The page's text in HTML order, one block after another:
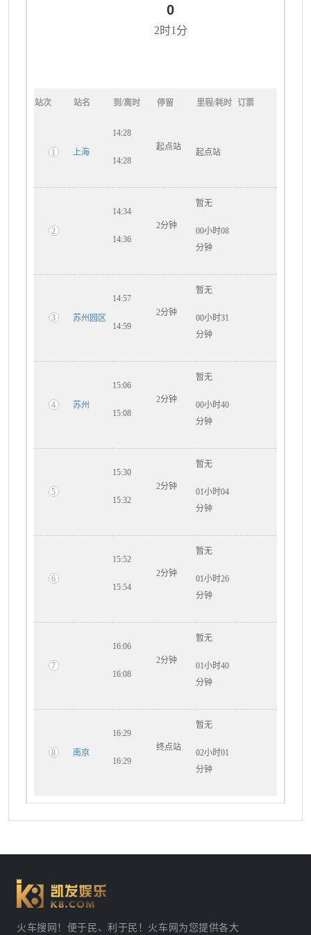
0
2时1分
站次 站名 到/离时 停留 里程/耗时 订票
1 上海
14:28
14:28
起点站
起点站
2
14:34
14:36
2分钟
暂无
00小时08
分钟
3 苏州园区
14:57
14:59
2分钟
暂无
00小时31
分钟
4 苏州
15:06
15:08
2分钟
暂无
00小时40
分钟
5
15:30
15:32
2分钟
暂无
01小时04
分钟
6
15:52
15:54
2分钟
暂无
01小时26
分钟
7
16:06
16:08
2分钟
暂无
01小时40
分钟
8 南京
16:29
16:29
终点站
暂无
02小时01
分钟
火车搜网！便于民、利于民！火车网为您提供各大